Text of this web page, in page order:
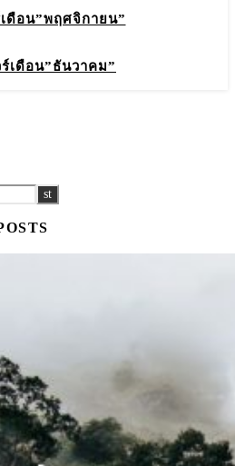
ดือน”พฤศจิกายน”
เดือน”ธันวาคม”